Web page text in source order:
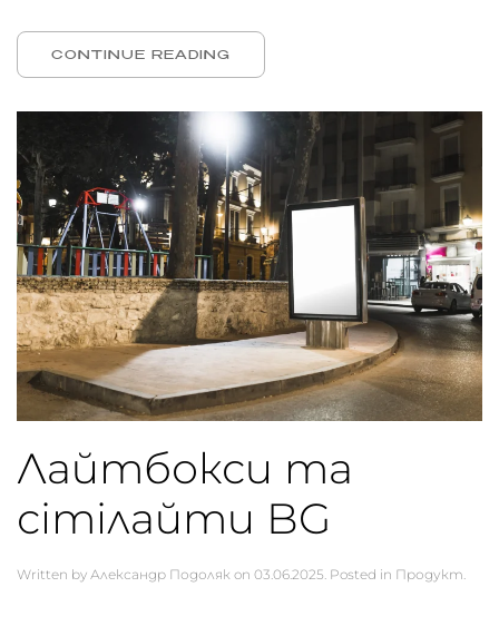
CONTINUE READING
Лайтбокси та
сітілайти BG
Written by Александр Подоляк on 03.06.2025. Posted in Продукт.